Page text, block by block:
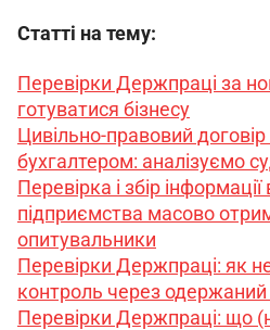
Статті на тему:
Перевірки Держпраці за
готуватися бізнесу
Цивільно-правовий
бухгалтером: аналізуємо
Перевірка і збір
підприємства масово
опитувальники
Перевірки Держпраці: як
контроль через одержаний
Перевірки Держпраці: що